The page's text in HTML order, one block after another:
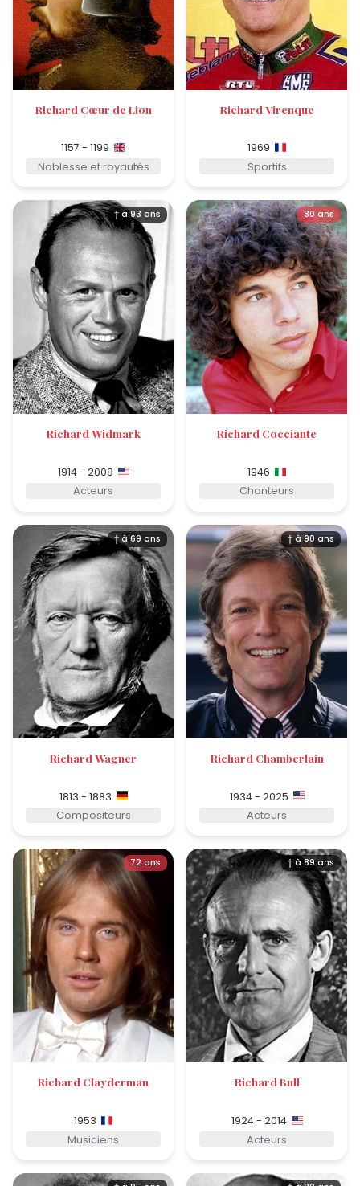
Richard Cœur de Lion
1157 - 1199
Noblesse et royautés
Richard Virenque
1969
Sportifs
† à 93 ans
Richard Widmark
1914 - 2008
Acteurs
80 ans
Richard Cocciante
1946
Chanteurs
† à 69 ans
Richard Wagner
1813 - 1883
Compositeurs
† à 90 ans
Richard Chamberlain
1934 - 2025
Acteurs
72 ans
Richard Clayderman
1953
Musiciens
† à 89 ans
Richard Bull
1924 - 2014
Acteurs